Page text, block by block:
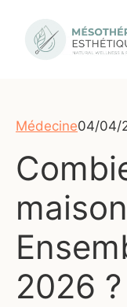
contenu
Médecine04/04/
2026 ?